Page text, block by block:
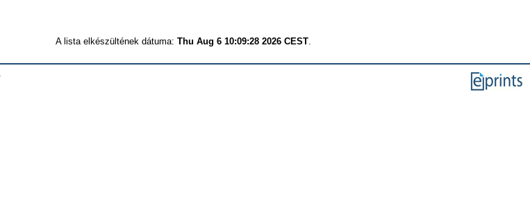
A lista elkészültének dátuma: Thu Aug 6 10:09:28 2026 CEST.